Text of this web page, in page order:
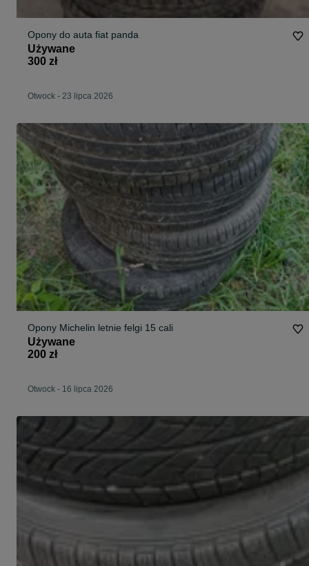
Opony do auta fiat panda
Używane
300 zł
Otwock - 23 lipca 2026
Opony Michelin letnie felgi 15 cali
Używane
200 zł
Otwock - 16 lipca 2026